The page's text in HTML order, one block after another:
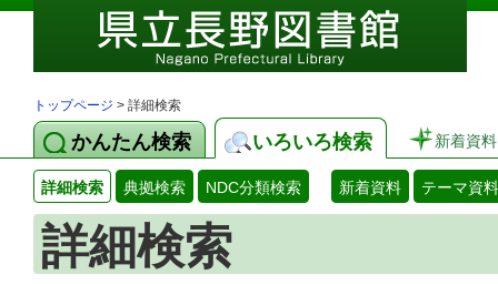
トップページ > 詳細検索
かんたん検索 いろいろ検索 新着資料
詳細検索 典拠検索 NDC分類検索 新着資料 テーマ資料
詳細検索